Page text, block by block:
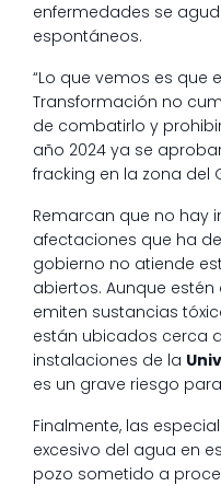
enfermedades se
espontáneos.
“Lo que vemos es que
Transformación no
de combatirlo y
año 2024 ya se
fracking en la zona del
Remarcan que no hay
afectaciones que ha
gobierno no atiende
abiertos. Aunque
emiten sustancias
están ubicados cerca
instalaciones de la
es un grave riesgo
Finalmente, las
excesivo del agua en
pozo sometido a